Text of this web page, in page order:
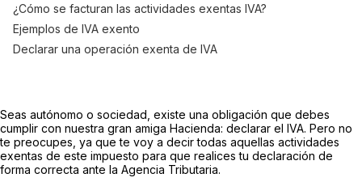
¿Cómo se facturan las actividades exentas IVA?
Ejemplos de IVA exento
Declarar una operación exenta de IVA
Seas autónomo o sociedad, existe una obligación que debes
cumplir con nuestra gran amiga Hacienda: declarar el IVA. Pero no
te preocupes, ya que te voy a decir todas aquellas actividades
exentas de este impuesto para que realices tu declaración de
forma correcta ante la Agencia Tributaria.